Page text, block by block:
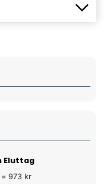
Eluttag
973 kr